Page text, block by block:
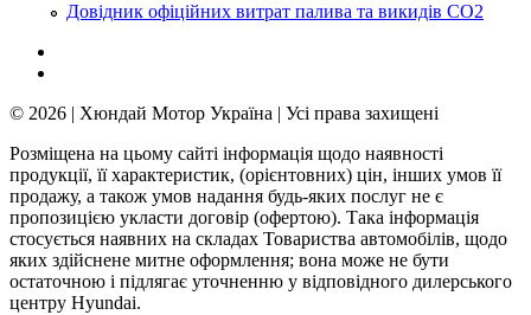
Довідник офіційних витрат палива та викидів СО2
© 2026 | Хюндай Мотор Україна | Усі права захищені
Розміщена на цьому сайті інформація щодо наявності
продукції, її характеристик, (орієнтовних) цін, інших умов її
продажу, а також умов надання будь-яких послуг не є
пропозицією укласти договір (офертою). Така інформація
стосується наявних на складах Товариства автомобілів, щодо
яких здійснене митне оформлення; вона може не бути
остаточною і підлягає уточненню у відповідного дилерського
центру Hyundai.